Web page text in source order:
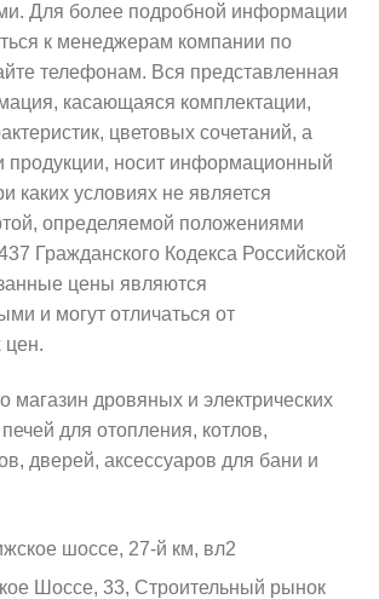
Для более подробной информации
к менеджерам компании по
телефонам. Вся представленная
касающаяся комплектации,
цветовых сочетаний, а
продукции, носит информационный
каких условиях не является
определяемой положениями
Гражданского Кодекса Российской
цены являются
и могут отличаться от
цен.
магазин дровяных и электрических
для отопления, котлов,
дверей, аксессуаров для бани и
шоссе, 27-й км, вл2
Шоссе, 33, Строительный рынок